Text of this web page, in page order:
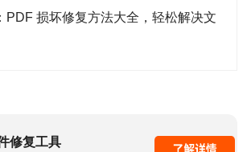
PDF 损坏修复方法大全，轻松解决文
修复工具